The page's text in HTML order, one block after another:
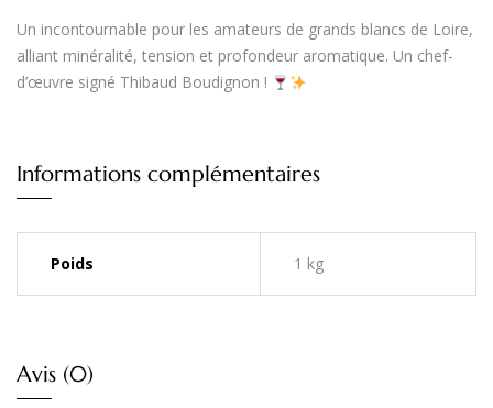
Un incontournable pour les amateurs de grands blancs de Loire,
alliant minéralité, tension et profondeur aromatique. Un chef-
d’œuvre signé Thibaud Boudignon !
Informations complémentaires
Poids 1 kg
Avis (0)